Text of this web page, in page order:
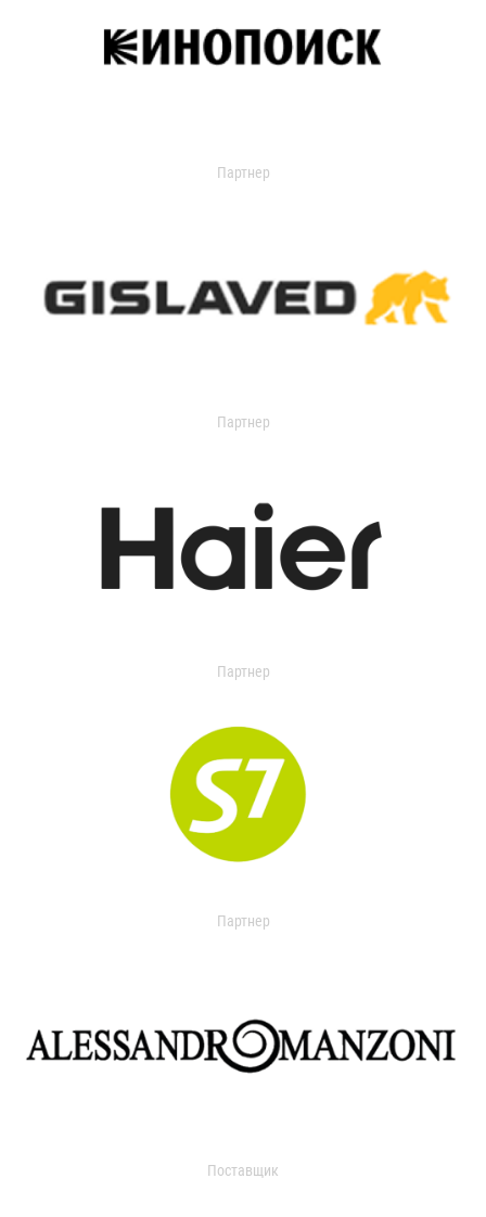
Партнер
Партнер
Партнер
Партнер
Поставщик